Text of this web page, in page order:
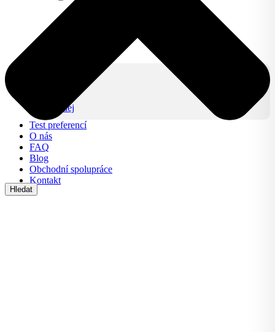
Výprodej
Test preferencí
O nás
FAQ
Blog
Obchodní spolupráce
Kontakt
Hledat